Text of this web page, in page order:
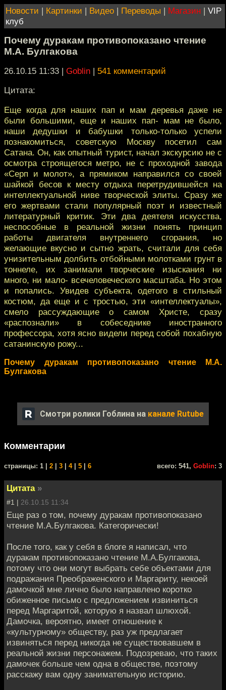
Новости | Картинки | Видео | Переводы | Магазин | VIP
клуб
Почему дуракам противопоказано чтение
М.А. Булгакова
26.10.15 11:33 | Goblin | 541 комментарий
Цитата:
Еще когда для наших пап и мам деревья даже не
были большими, еще и наших пап- мам не было,
наши дедушки и бабушки только-только успели
познакомиться, советскую Москву посетил сам
Сатана. Он, как опытный турист, начал экскурсию не с
осмотра строящегося метро, не с проходной завода
«Серп и молот», а прямиком направился со своей
шайкой бесов к месту отдыха перетрудившейся на
интеллектуальной ниве творческой элиты. Сразу же
его жертвами стали популярный поэт и известный
литературный критик. Эти два деятеля искусства,
неспособные в реальной жизни понять принцип
работы двигателя внутреннего сгорания, но
желающие вкусно и сытно жрать, считали для себя
унизительным долбить отбойными молотками грунт в
тоннеле, их занимали творческие изыскания ни
много, ни мало- всечеловеческого масштаба. Но этом
и попались. Увидев субъекта, одетого в стильный
костюм, да еще и с тростью, эти «интеллектуалы»,
смело рассуждающие о самом Христе, сразу
«распознали» в собеседнике иностранного
профессора, хотя ясно видели перед собой похабную
сатанинскую рожу...
Почему дуракам противопоказано чтение М.А.
Булгакова
Смотри ролики Гоблина на канале Rutube
Комментарии
cтраницы: 1 | 2 3 4| 5 6 всего: 541, Goblin: 3
Цитата »
#1 | 26.10.15 11:34
Еще раз о том, почему дуракам противопоказано
чтение М.А.Булгакова. Категорически!
После того, как у себя в блоге я написал, что
дуракам противопоказано чтение М.А.Булгакова,
потому что они могут выбрать себе объектами для
подражания Преображенского и Маргариту, некоей
дамочкой мне лично было направлено коротко
обиженное письмо с предложением извиниться
перед Маргаритой, которую я назвал шлюхой.
Дамочка, вероятно, имеет отношение к
«культурному» обществу, раз уж предлагает
извиняться перед никогда не существовавшем в
реальной жизни персонажем. Подозреваю, что таких
дамочек больше чем одна в обществе, поэтому
расскажу вам одну занимательную историю.